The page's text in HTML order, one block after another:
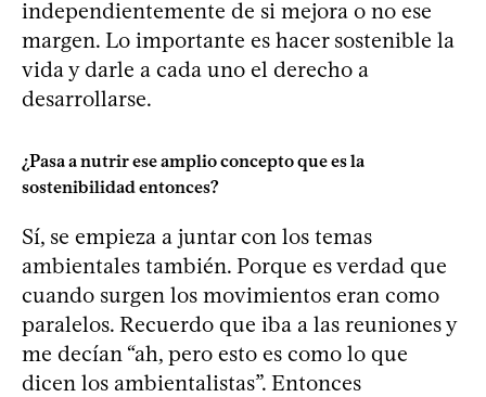
independientemente de si mejora o no ese
margen. Lo importante es hacer sostenible la
vida y darle a cada uno el derecho a
desarrollarse.
¿Pasa a nutrir ese amplio concepto que es la
sostenibilidad entonces?
Sí, se empieza a juntar con los temas
ambientales también. Porque es verdad que
cuando surgen los movimientos eran como
paralelos. Recuerdo que iba a las reuniones y
me decían “ah, pero esto es como lo que
dicen los ambientalistas”. Entonces